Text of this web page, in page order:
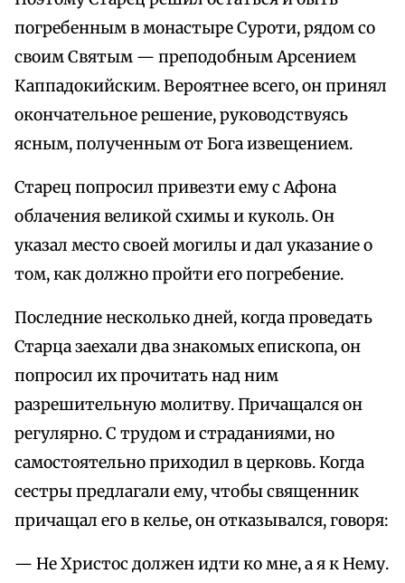
погребенным в монастыре Суроти, рядом со
своим Святым — преподобным Арсением
Каппадокийским. Вероятнее всего, он принял
окончательное решение, руководствуясь
ясным, полученным от Бога извещением.
Старец попросил привезти ему с Афона
облачения великой схимы и куколь. Он
указал место своей могилы и дал указание о
том, как должно пройти его погребение.
Последние несколько дней, когда проведать
Старца заехали два знакомых епископа, он
попросил их прочитать над ним
разрешительную молитву. Причащался он
регулярно. С трудом и страданиями, но
самостоятельно приходил в церковь. Когда
сестры предлагали ему, чтобы священник
причащал его в келье, он отказывался, говоря:
— Не Христос должен идти ко мне, а я к Нему.